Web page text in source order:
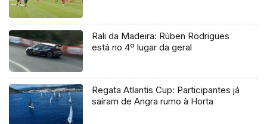
Rali da Madeira: Rúben Rodrigues
está no 4º lugar da geral
Regata Atlantis Cup: Participantes já
saíram de Angra rumo à Horta